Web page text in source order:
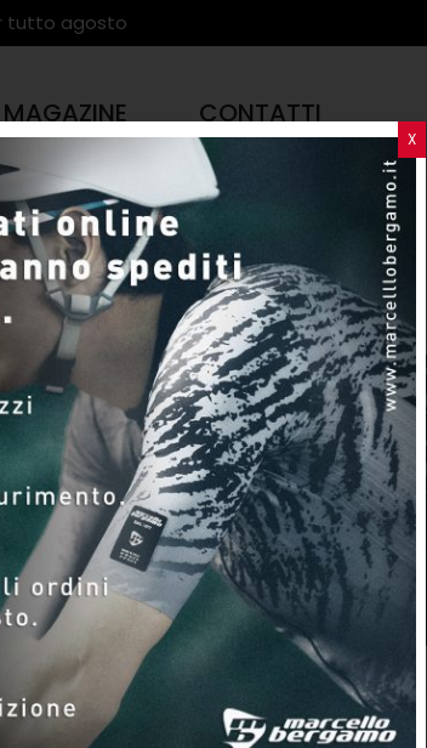
tutto agosto
MAGAZINE CONTATTI
17
X